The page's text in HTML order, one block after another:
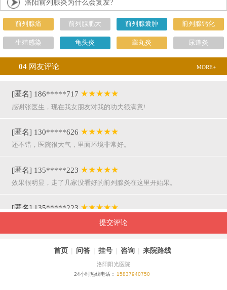
洛阳前列腺炎为什么会复发?
前列腺痛 前列腺肥大 前列腺囊肿 前列腺钙化
生殖感染 龟头炎 睾丸炎 尿道炎
04 网友评论 MORE+
[匿名] 186*****717 ★★★★★
感谢张医生，现在我女朋友对我的功夫很满意!
[匿名] 130*****626 ★★★★★
还不错，医院很大气，里面环境非常好。
[匿名] 135*****223 ★★★★★
效果很明显，走了几家没看好的前列腺炎在这里开始果。
[匿名] 135*****223 ★★★★★
呵呵，就是屌，你们医院护士穿着挺漂亮的。
[匿名] 155*****941★★★★★
提交评论
首页 | 问答 | 挂号 | 咨询 | 来院路线
洛阳阳光医院
24小时热线电话： 15837940750